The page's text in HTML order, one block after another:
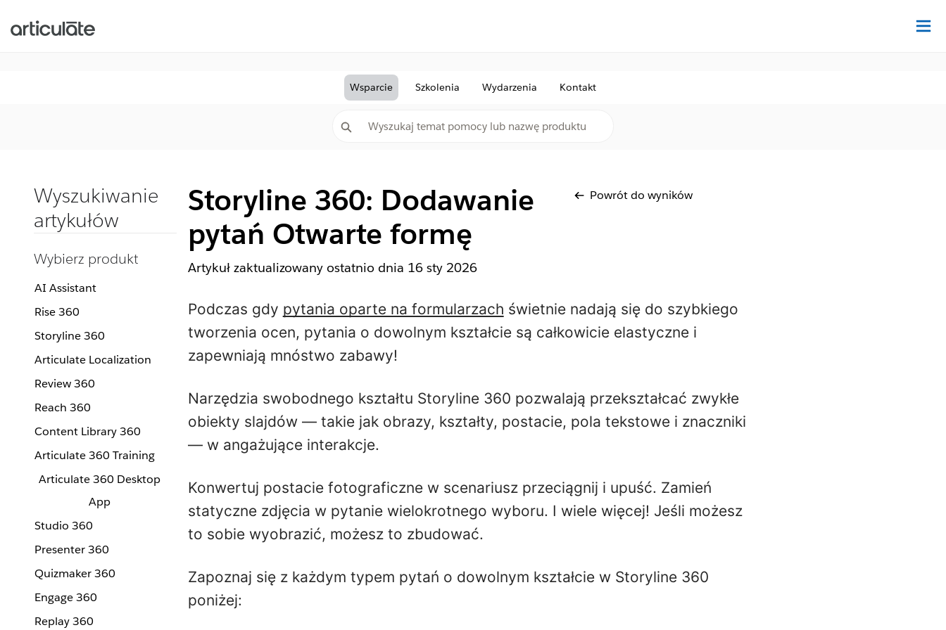
Wsparcie Szkolenia Wydarzenia Kontakt
Wyszukiwanie
artykułów
Wybierz produkt
AI Assistant
Rise 360
Storyline 360
Articulate Localization
Review 360
Reach 360
Content Library 360
Articulate 360 Training
Articulate 360 Desktop
App
Studio 360
Presenter 360
Quizmaker 360
Engage 360
Replay 360
Storyline 360: Dodawanie
pytań Otwarte formę
Powrót do wyników
Artykuł zaktualizowany ostatnio dnia 16 sty 2026
Podczas gdy pytania oparte na formularzach świetnie nadają się do szybkiego
tworzenia ocen, pytania o dowolnym kształcie są całkowicie elastyczne i
zapewniają mnóstwo zabawy!
Narzędzia swobodnego kształtu Storyline 360 pozwalają przekształcać zwykłe
obiekty slajdów — takie jak obrazy, kształty, postacie, pola tekstowe i znaczniki
— w angażujące interakcje.
Konwertuj postacie fotograficzne w scenariusz przeciągnij i upuść. Zamień
statyczne zdjęcia w pytanie wielokrotnego wyboru. I wiele więcej! Jeśli możesz
to sobie wyobrazić, możesz to zbudować.
Zapoznaj się z każdym typem pytań o dowolnym kształcie w Storyline 360
poniżej: